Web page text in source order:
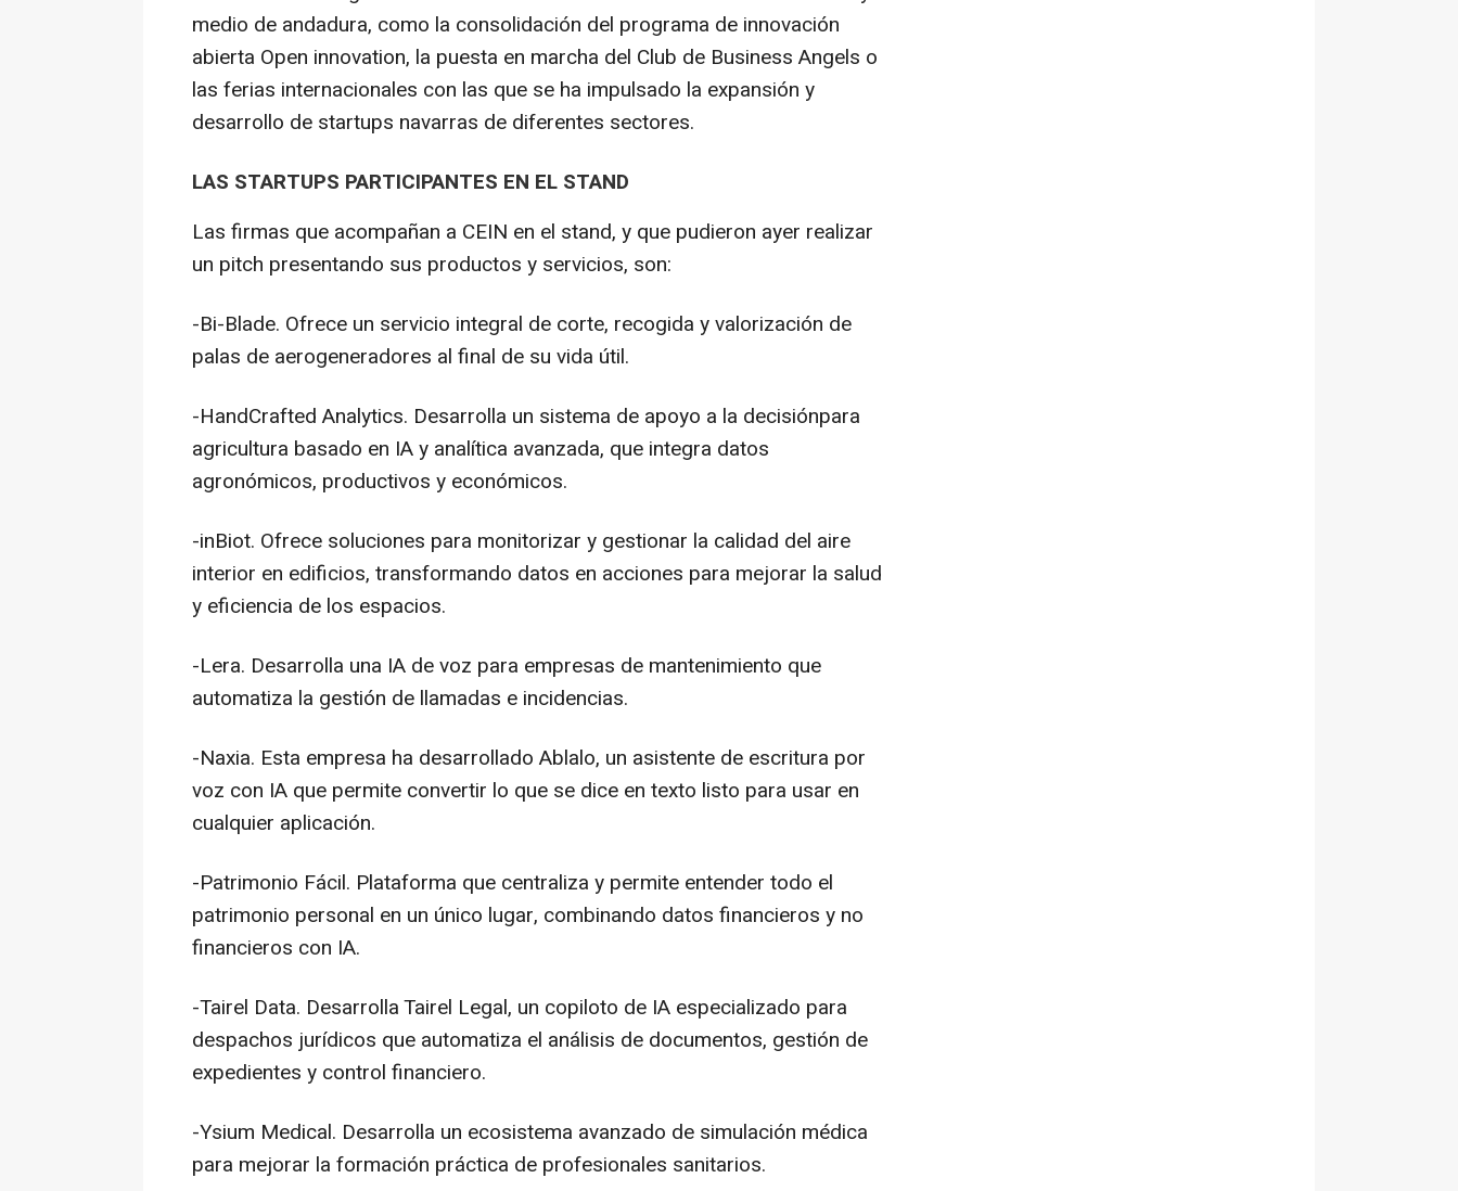
medio de andadura, como la consolidación del programa de innovación
abierta Open innovation, la puesta en marcha del Club de Business Angels o
las ferias internacionales con las que se ha impulsado la expansión y
desarrollo de startups navarras de diferentes sectores.
LAS STARTUPS PARTICIPANTES EN EL STAND
Las firmas que acompañan a CEIN en el stand, y que pudieron ayer realizar
un pitch presentando sus productos y servicios, son:
-Bi-Blade. Ofrece un servicio integral de corte, recogida y valorización de
palas de aerogeneradores al final de su vida útil.
-HandCrafted Analytics. Desarrolla un sistema de apoyo a la decisiónpara
agricultura basado en IA y analítica avanzada, que integra datos
agronómicos, productivos y económicos.
-inBiot. Ofrece soluciones para monitorizar y gestionar la calidad del aire
interior en edificios, transformando datos en acciones para mejorar la salud
y eficiencia de los espacios.
-Lera. Desarrolla una IA de voz para empresas de mantenimiento que
automatiza la gestión de llamadas e incidencias.
-Naxia. Esta empresa ha desarrollado Ablalo, un asistente de escritura por
voz con IA que permite convertir lo que se dice en texto listo para usar en
cualquier aplicación.
-Patrimonio Fácil. Plataforma que centraliza y permite entender todo el
patrimonio personal en un único lugar, combinando datos financieros y no
financieros con IA.
-Tairel Data. Desarrolla Tairel Legal, un copiloto de IA especializado para
despachos jurídicos que automatiza el análisis de documentos, gestión de
expedientes y control financiero.
-Ysium Medical. Desarrolla un ecosistema avanzado de simulación médica
para mejorar la formación práctica de profesionales sanitarios.